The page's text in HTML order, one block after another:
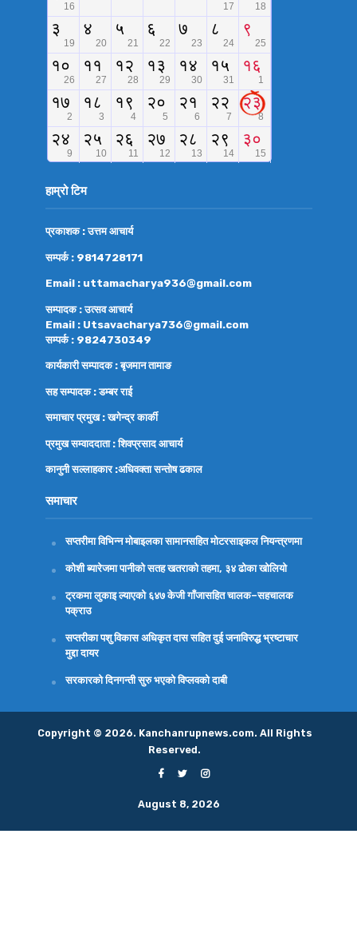
हाम्रो टिम
प्रकाशक : उत्तम आचार्य
सम्पर्क : 9814728171
Email : uttamacharya936@gmail.com
सम्पादक : उत्सव आचार्य
Email : Utsavacharya736@gmail.com
सम्पर्क : 9824730349
कार्यकारी सम्पादक : बृजमान तामाङ
सह सम्पादक : डम्बर राई
समाचार प्रमुख : खगेन्द्र कार्की
प्रमुख सम्वाददाता : शिवप्रसाद आचार्य
कानुनी सल्लाहकार :अधिवक्तासन्तोष ढकाल
समाचार
सप्तरीमा विभिन्न मोबाइलका सामानसहित मोटरसाइकल नियन्त्रणमा
कोशी ब्यारेजमा पानीको सतह खतराको तहमा, ३४ ढोका खोलियो
ट्रकमा लुकाइ ल्याएको ६४७ केजी गाँजासहित चालक–सहचालक
पक्राउ
सप्तरीका पशु विकास अधिकृत दास सहित दुई जनाविरुद्ध भ्रष्टाचार
मुद्दा दायर
सरकारको दिनगन्ती सुरु भएको विप्लवको दाबी
Copyright © 2026. Kanchanrupnews.com. All Rights
Reserved.
August 8, 2026